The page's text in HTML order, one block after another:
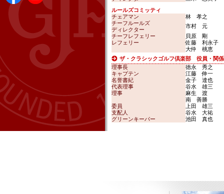
ルールズコミッティ
チェアマン
林 孝之
チーフルールズ
ディレクター
市村 元
チーフレフェリー
貝原 剛
レフェリー
佐藤 利永子
大仲 桃恵
ザ・クラシックゴルフ倶楽部 役員・関
理事長
徳永 秀之
キャプテン
江藤 伸一
名誉書紀
金子 達也
代表理事
谷水 雄三
理事
麻生 渡
南 善勝
委員
上田 雄三
支配人
谷水 大祐
グリーンキーパー
池田 真也